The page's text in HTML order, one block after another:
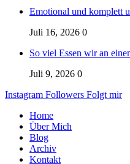
Emotional und komplett
Juli 16, 2026 0
So viel Essen wir an
Juli 9, 2026 0
Instagram Followers Folgt mir
Home
Über Mich
Blog
Archiv
Kontakt